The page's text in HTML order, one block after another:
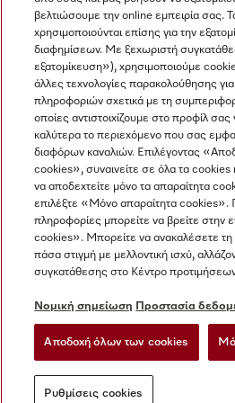
Η εταιρεία μας
Όροι και Προϋποθέσεις
Προστασία δεδομένων
Όροι Χρήσης
Δήλωση Προσβασιμότητας
Νόμος για τις ψηφιακές υπηρεσίες
Ρυθμίσεις cookies
Miele στο Instagram
Miele στο Facebook
Miele στο Youtube
βελτιώσουμε την online εμπειρία σας.
χρησιμοποιούνται επίσης για την
διαφημίσεων. Με ξεχωριστή
εξατομίκευση»), χρησιμοποιούμε
άλλες τεχνολογίες παρακολούθησης
πληροφοριών σχετικά με τη
οποίες αντιστοιχίζουμε στο προφίλ
καλύτερα το περιεχόμενο που σας
διαφόρων καναλιών. Επιλέγοντας
cookies», συναινείτε σε όλα τα cookies
να αποδεχτείτε μόνο τα απαραίτητα
επιλέξτε «Μόνο απαραίτητα cookies».
πληροφορίες μπορείτε να βρείτε στην
cookies». Μπορείτε να ανακαλέσετε
πάσα στιγμή με μελλοντική ισχύ,
συγκατάθεσης στο Κέντρο
Νομική σημείωση Προστασία
Αποδοχή όλων των cookies
Ρυθμίσεις cookies